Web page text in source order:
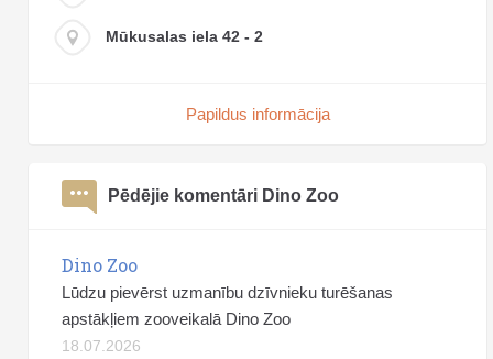
Mūkusalas iela 42 - 2
Papildus informācija
Pēdējie komentāri Dino Zoo
Dino Zoo
Lūdzu pievērst uzmanību dzīvnieku turēšanas
apstākļiem zooveikalā Dino Zoo
18.07.2026